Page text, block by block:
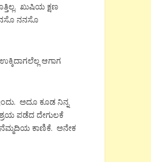
ಖುಷಿಯ ಕ್ಷಣ
ನನಸೊ
ಆಗಾಗ
ಅದೂ ಕೂಡ ನಿನ್ನ
ಪಡೆದ ದೇಗುಲಕೆ
ನೆಮ್ಮದಿಯ ಕಾಣಿಕೆ. ಅನೇಕ